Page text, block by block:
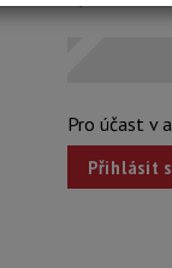
Pro účast v
Přihlásit